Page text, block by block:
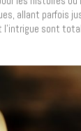
allant parfois
l’intrigue sont